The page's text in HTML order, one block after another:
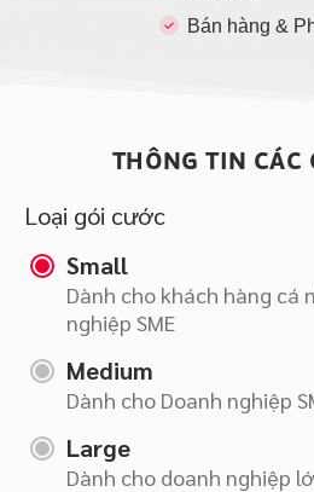
Bán hàng &
THÔNG TIN CÁC
Loại gói cước
Small
Dành cho khách hàng cá
nghiệp SME
Medium
Dành cho Doanh nghiệp
Large
Dành cho doanh nghiệp